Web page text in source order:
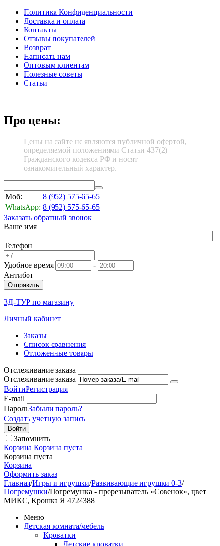
Политика Конфиденциальности
Доставка и оплата
Контакты
Отзывы покупателей
Возврат
Написать нам
Оптовым клиентам
Полезные советы
Статьи
Про цены:
Цены на сайте не являются публичной офертой,
определяемой положениями Статьи 437(2)
Гражданского кодекса РФ и носят
ознакомительный характер.
Моб: 8 (952) 575-65-65
WhatsApp: 8 (952) 575-65-65
Заказать обратный звонок
Ваше имя
Телефон
Удобное время
-
Антибот
Отправить
3Д-ТУР по магазину
Личный кабинет
Заказы
Список сравнения
Отложенные товары
Отслеживание заказа
Отслеживание заказа
ВойтиРегистрация
E-mail
ПарольЗабыли пароль?
Создать учетную запись
Войти
Запомнить
Корзина Корзина пуста
Корзина пуста
Корзина
Оформить заказ
Главная/Игры и игрушки/Развивающие игрушки 0-3/
Погремушки/Погремушка - прорезыватель «Совенок», цвет
МИКС, Крошка Я 4724388
Меню
Детская комната/мебель
Кроватки
Детские кроватки